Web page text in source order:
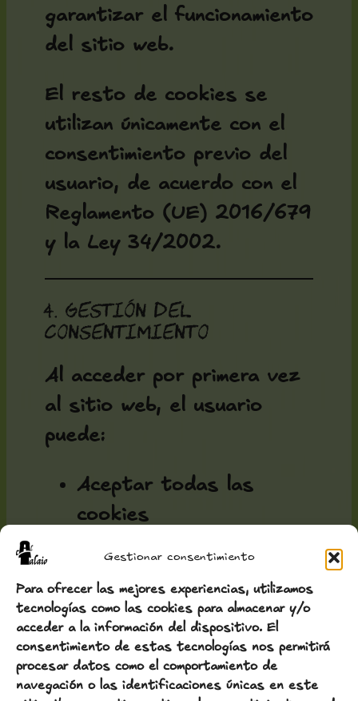
Gestionar consentimiento
Para ofrecer las mejores experiencias, utilizamos
tecnologías como las cookies para almacenar y/o
acceder a la información del dispositivo. El
consentimiento de estas tecnologías nos permitirá
procesar datos como el comportamiento de
navegación o las identificaciones únicas en este
garantizar el funcionamiento
del sitio web.
El resto de cookies se
utilizan únicamente con el
consentimiento previo del
usuario, de acuerdo con el
Reglamento (UE) 2016/679
y la Ley 34/2002.
4. Gestión del
consentimiento
Al acceder por primera vez
al sitio web, el usuario
puede:
Aceptar todas las
cookies
Este consentimiento puede
modificarse en cualquier
momento mediante el